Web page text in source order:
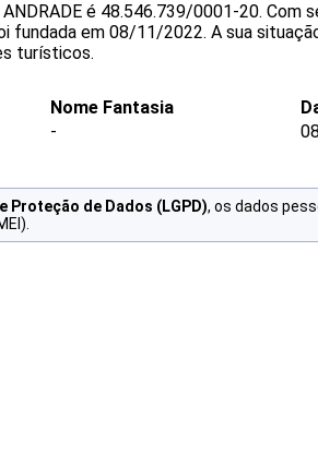
é 48.546.739/0001-20. Com
fundada em 08/11/2022. A sua
turísticos.
Nome Fantasia
-
Proteção de Dados (LGPD), os dados